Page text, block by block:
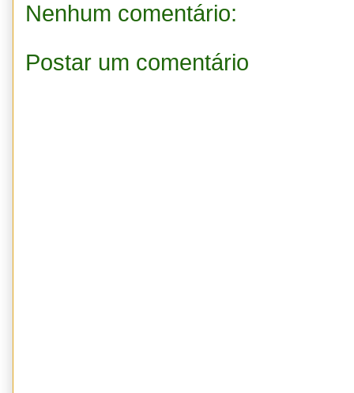
Nenhum comentário:
Postar um comentário